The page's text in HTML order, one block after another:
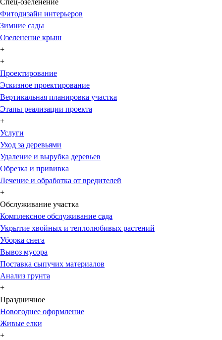
Спец-озеленение
Фитодизайн интерьеров
Зимние сады
Озеленение крыш
+
+
Проектирование
Эскизное проектирование
Вертикальная планировка участка
Этапы реализации проекта
+
Услуги
Уход за деревьями
Удаление и вырубка деревьев
Обрезка и прививка
Лечение и обработка от вредителей
+
Обслуживание участка
Комплексное обслуживание сада
Укрытие хвойных и теплолюбивых растений
Уборка снега
Вывоз мусора
Поставка сыпучих материалов
Анализ грунта
+
Праздничное
Новогоднее оформление
Живые елки
+